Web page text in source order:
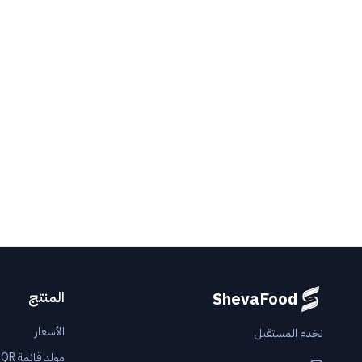
ShevaFood
نخدم المستقبل
المنتج
الأسعار
مولد قائمة QR مجاني